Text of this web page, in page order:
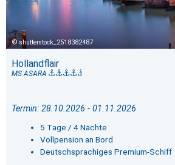
shutterstock_2518382487
Hollandflair
MS ASARA
Termin: 28.10.2026 - 01.11.2026
5 Tage / 4 Nächte
Vollpension an Bord
Deutschsprachiges Premium-Schiff